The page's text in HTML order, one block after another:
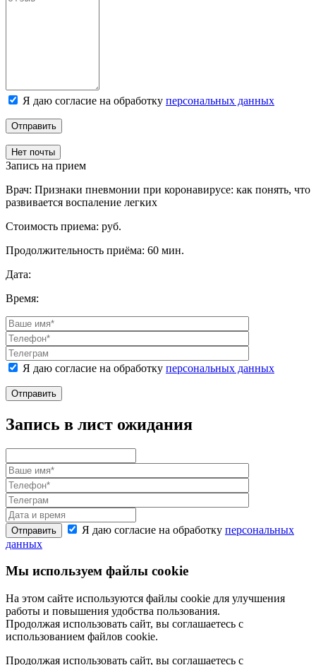
Я даю согласие на обработку персональных данных
Отправить
Нет почты
Запись на прием
Врач: Признаки пневмонии при коронавирусе: как понять, что
развивается воспаление легких
Стоимость приема: руб.
Продолжительность приёма: 60 мин.
Дата:
Время:
Я даю согласие на обработку персональных данных
Отправить
Запись в лист ожидания
Отправить Я даю согласие на обработку персональных
данных
Мы используем файлы cookie
На этом сайте используются файлы cookie для улучшения
работы и повышения удобства пользования.
Продолжая использовать сайт, вы соглашаетесь с
использованием файлов cookie.
Продолжая использовать сайт, вы соглашаетесь с